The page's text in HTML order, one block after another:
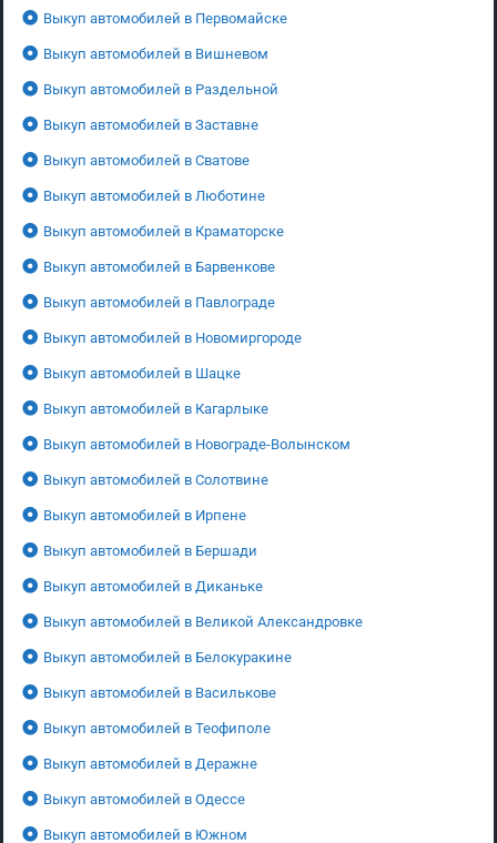
Выкуп автомобилей в Первомайске
Выкуп автомобилей в Вишневом
Выкуп автомобилей в Раздельной
Выкуп автомобилей в Заставне
Выкуп автомобилей в Сватове
Выкуп автомобилей в Люботине
Выкуп автомобилей в Краматорске
Выкуп автомобилей в Барвенкове
Выкуп автомобилей в Павлограде
Выкуп автомобилей в Новомиргороде
Выкуп автомобилей в Шацке
Выкуп автомобилей в Кагарлыке
Выкуп автомобилей в Новограде-Волынском
Выкуп автомобилей в Солотвине
Выкуп автомобилей в Ирпене
Выкуп автомобилей в Бершади
Выкуп автомобилей в Диканьке
Выкуп автомобилей в Великой Александровке
Выкуп автомобилей в Белокуракине
Выкуп автомобилей в Василькове
Выкуп автомобилей в Теофиполе
Выкуп автомобилей в Деражне
Выкуп автомобилей в Одессе
Выкуп автомобилей в Южном